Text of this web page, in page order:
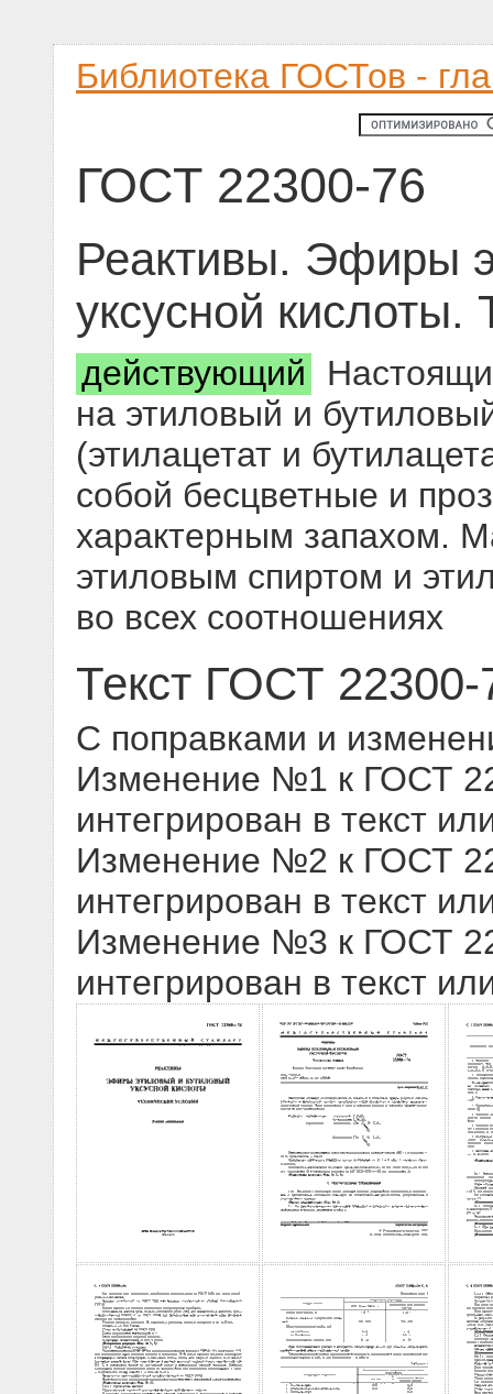
Библиотека ГОСТов -
ГОСТ 22300-76
Реактивы. Эфиры
уксусной кислоты.
действующий
на этиловый и
(этилацетат и
собой бесцветные и
характерным запахом.
этиловым спиртом и
во всех соотношениях
Текст ГОСТ 22300-
С поправками и
Изменение №1 к ГОСТ
интегрирован в текст
Изменение №2 к ГОСТ
интегрирован в текст
Изменение №3 к ГОСТ
интегрирован в текст